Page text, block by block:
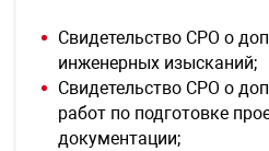
Свидетельство СРО о
инженерных изысканий;
Свидетельство СРО о
работ по подготовке
документации;